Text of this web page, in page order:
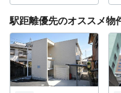
駅距離優先のオススメ物